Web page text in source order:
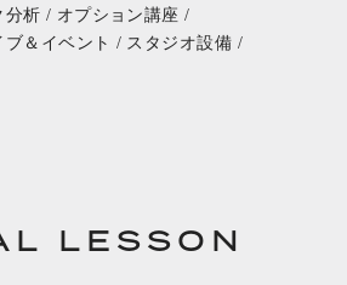
分析 / オプション講座 /
ブ＆イベント / スタジオ設備 /
LESSON